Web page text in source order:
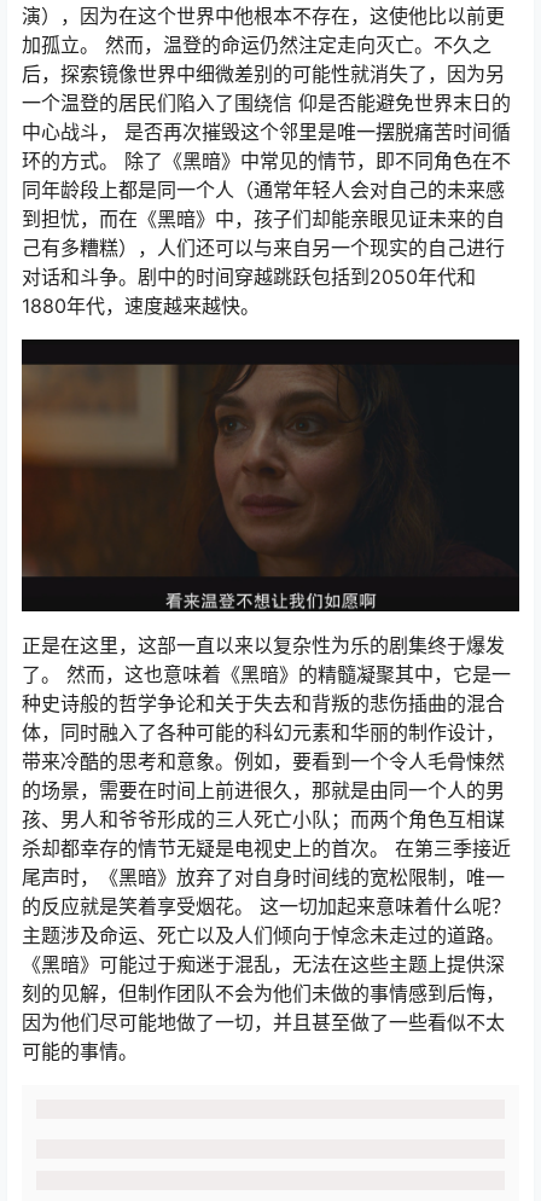
演），因为在这个世界中他根本不存在，这使他比以前更
加孤立。 然而，温登的命运仍然注定走向灭亡。不久之
后，探索镜像世界中细微差别的可能性就消失了，因为另
一个温登的居民们陷入了围绕信 仰是否能避免世界末日的
中心战斗， 是否再次摧毁这个邻里是唯一摆脱痛苦时间循
环的方式。 除了《黑暗》中常见的情节，即不同角色在不
同年龄段上都是同一个人（通常年轻人会对自己的未来感
到担忧，而在《黑暗》中，孩子们却能亲眼见证未来的自
己有多糟糕），人们还可以与来自另一个现实的自己进行
对话和斗争。剧中的时间穿越跳跃包括到2050年代和
1880年代，速度越来越快。
正是在这里，这部一直以来以复杂性为乐的剧集终于爆发
了。 然而，这也意味着《黑暗》的精髓凝聚其中，它是一
种史诗般的哲学争论和关于失去和背叛的悲伤插曲的混合
体，同时融入了各种可能的科幻元素和华丽的制作设计，
带来冷酷的思考和意象。例如，要看到一个令人毛骨悚然
的场景，需要在时间上前进很久，那就是由同一个人的男
孩、男人和爷爷形成的三人死亡小队；而两个角色互相谋
杀却都幸存的情节无疑是电视史上的首次。 在第三季接近
尾声时，《黑暗》放弃了对自身时间线的宽松限制，唯一
的反应就是笑着享受烟花。 这一切加起来意味着什么呢？
主题涉及命运、死亡以及人们倾向于悼念未走过的道路。
《黑暗》可能过于痴迷于混乱，无法在这些主题上提供深
刻的见解，但制作团队不会为他们未做的事情感到后悔，
因为他们尽可能地做了一切，并且甚至做了一些看似不太
可能的事情。